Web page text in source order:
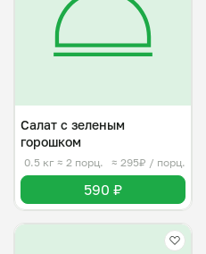
Салат с зеленым
горошком
0.5 кг ≈ 2 порц. ≈ 295₽ / порц.
590 ₽